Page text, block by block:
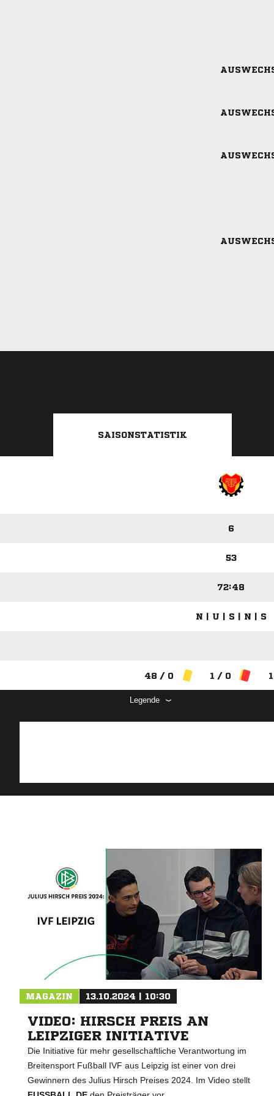
SAISONSTATISTIK
6
53
72:48
N | U | S | N | S
48 / 0 1 / 0
Legende
MAGAZIN 13.10.2024 | 10:30
VIDEO: HIRSCH PREIS AN
LEIPZIGER INITIATIVE
Die Initiative für mehr gesellschaftliche Verantwortung im
Breitensport Fußball IVF aus Leipzig ist einer von drei
Gewinnern des Julius Hirsch Preises 2024. Im Video stellt